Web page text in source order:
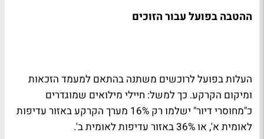
ההטבה בפועל עבור הזוכים
העלות בפועל לרוכשים משתנה בהתאם למעמד הזכאות
ומיקום הקרקע. כך למשל: חיילי מילואים שמוגדרים
כ"מחוסרי דיור" ישלמו רק 16% מערך הקרקע באזור עדיפות
לאומית א', או 36% באזור עדיפות לאומית ב'.